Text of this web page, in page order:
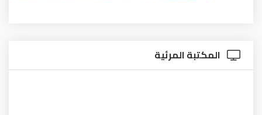
المكتبة المرئية